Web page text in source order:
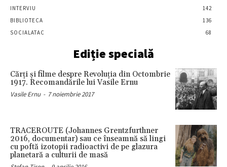
INTERVIU
142
BIBLIOTECA
136
SOCIALATAC
68
Ediție specială
Cărţi şi filme despre Revoluţia din Octombrie
1917. Recomandările lui Vasile Ernu
Vasile Ernu - 7 noiembrie 2017
TRACEROUTE (Johannes Grentzfurthner
2016, documentar) sau ce înseamnă să lingi
cu poftă izotopii radioactivi de pe glazura
planetară a culturii de masă